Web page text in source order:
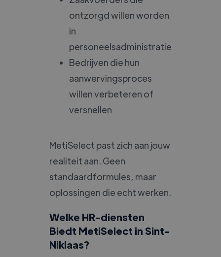
ontzorgd willen worden
in
personeelsadministratie
Bedrijven die hun
aanwervingsproces
willen verbeteren of
versnellen
MetiSelect past zich aan jouw
realiteit aan. Geen
standaardformules, maar
oplossingen die echt werken.
Welke HR-diensten
Biedt MetiSelect in Sint-
Niklaas?